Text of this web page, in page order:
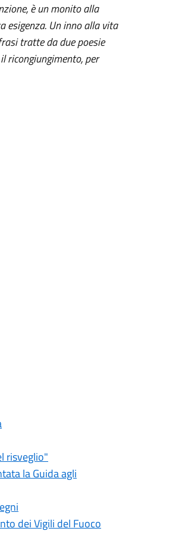
è un monito alla
esigenza. Un inno alla vita
tratte da due poesie
ricongiungimento, per
risveglio"
la Guida agli
dei Vigili del Fuoco